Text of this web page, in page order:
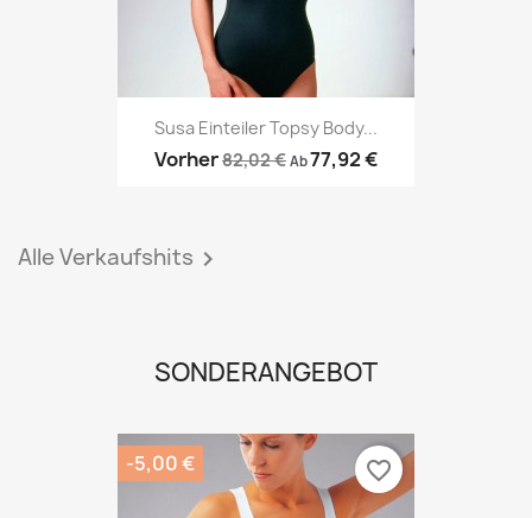
Susa Einteiler Topsy Body...
Vorher82,02 € Ab77,92 €
Alle Verkaufshits 
SONDERANGEBOT
-5,00 € favorite_border